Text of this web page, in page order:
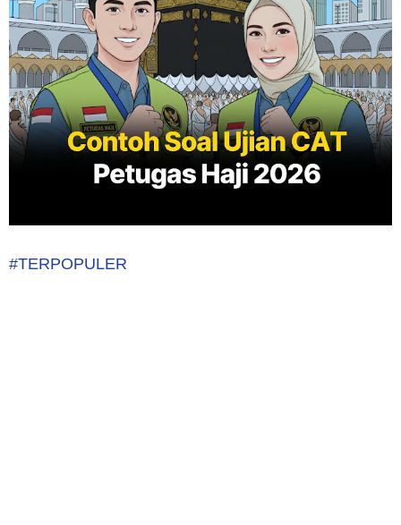
#TERPOPULER